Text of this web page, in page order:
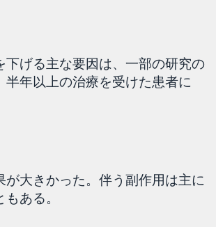
げる主な要因は、一部の研究の
年以上の治療を受けた患者に
大きかった。伴う副作用は主に
ある。